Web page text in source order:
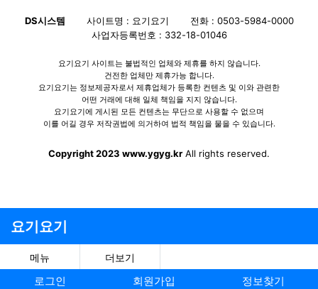
DS시스템 사이트명 : 요기요기
전화 : 0503-5984-0000
사업자등록번호 : 332-18-01046
요기요기 사이트는 불법적인 업체와 제휴를 하지 않습니다.
건전한 업체만 제휴가능 합니다.
요기요기는 정보제공자로서 제휴업체가 등록한 컨텐츠 및 이와 관련한
어떤 거래에 대해 일체 책임을 지지 않습니다.
요기요기에 게시된 모든 컨텐츠는 무단으로 사용할 수 없으며
이를 어길 경우 저작권법에 의거하여 법적 책임을 물을 수 있습니다.
Copyright 2023 www.ygyg.kr All rights reserved.
요기요기
메뉴 더보기
로그인 회원가입 정보찾기